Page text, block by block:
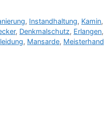
, Instandhaltung, Kamin,
, Denkmalschutz, Erlangen,
, Mansarde, Meisterhand